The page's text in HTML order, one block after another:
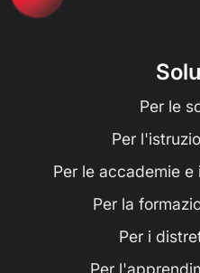
Per le
Per
Per le accademie
Per la
Per i